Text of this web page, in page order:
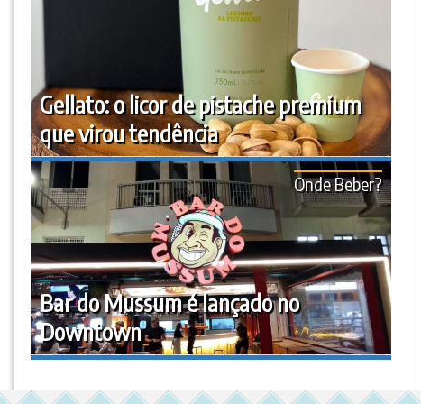
Gellato: o licor de pistache premium
que virou tendência
Bar do Mussum é lançado no
Downtown
Onde Beber?